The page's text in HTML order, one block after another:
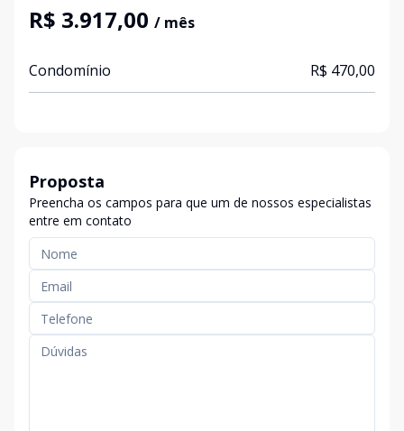
R$ 3.917,00 / mês
Condomínio R$ 470,00
Proposta
Preencha os campos para que um de nossos especialistas
entre em contato